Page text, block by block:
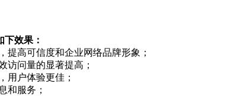
效果：
提高可信度和企业网络品牌形象；
访问量的显著提高；
用户体验更佳；
和服务；